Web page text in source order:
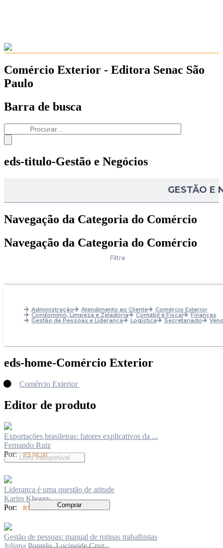
Comércio Exterior - Editora Senac São
Paulo
Barra de busca
eds-titulo-Gestão e Negócios
GESTÃO E
Navegação da Categoria do Comércio
Navegação da Categoria do Comércio
Filtre
Administração Atendimento ao Cliente Comércio Exterior
Condomínio, Limpeza e Zeladoria Contábil e Fiscal Finanças
Gestão de Pessoas e Liderança Logística Secretariado
eds-home-Comércio Exterior
Comércio Exterior
Editor de produto
Exportações brasileiras: fatores explicativos da ...
Fernando Ruiz
Por:
R$ 88,00
Livro Indisponível
Liderança é uma questão de atitude
Karim Khoury
Por:
R$ 94,00 Comprar
Gestão de pessoas: manual de rotinas trabalhistas
Juliana Pontelo, Lucineide Cruz